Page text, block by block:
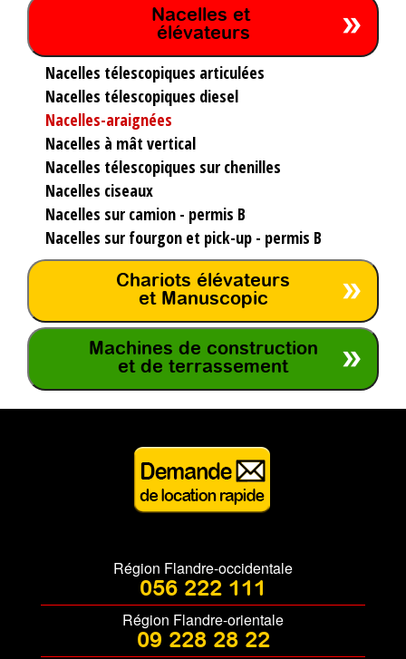
Nacelles et
élévateurs
Nacelles télescopiques articulées
Nacelles télescopiques diesel
Nacelles-araignées
Nacelles à mât vertical
Nacelles télescopiques sur chenilles
Nacelles ciseaux
Nacelles sur camion - permis B
Nacelles sur fourgon et pick-up - permis B
Chariots élévateurs
et Manuscopic
Machines de construction
et de terrassement
Région Flandre-occidentale
056 222 111
Région Flandre-orientale
09 228 28 22